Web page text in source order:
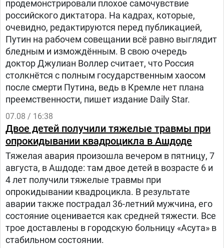
продемонстрировали плохое самочувствие
российского диктатора. На кадрах, которые,
очевидно, редактируются перед публикацией,
Путин на рабочем совещании всё равно выглядит
бледным и измождённым. В свою очередь
доктор Джулиан Воллер считает, что Россия
столкнётся с полным государственным хаосом
после смерти Путина, ведь в Кремле нет плана
преемственности, пишет издание Daily Star.
07.08 / 16:38
Двое детей получили тяжелые травмы при
опрокидывании квадроцикла в Ашдоде
Тяжелая авария произошла вечером в пятницу, 7
августа, в Ашдоде: там двое детей в возрасте 6 и
4 лет получили тяжелые травмы при
опрокидывании квадроцикла. В результате
аварии также пострадал 36-летний мужчина, его
состояние оценивается как средней тяжести. Все
трое доставлены в городскую больницу «Асута» в
стабильном состоянии.